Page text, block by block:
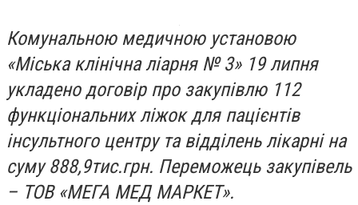
Комунальною медичною установою
«Міська клінічна ліарня № 3» 19 липня
укладено договір про закупівлю 112
функціональних ліжок для пацієнтів
інсультного центру та відділень лікарні на
суму 888,9тис.грн. Переможець закупівель
– ТОВ «МЕГА МЕД МАРКЕТ».